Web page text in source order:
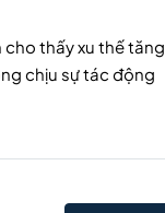
thấy xu thế tăng
chịu sự tác động